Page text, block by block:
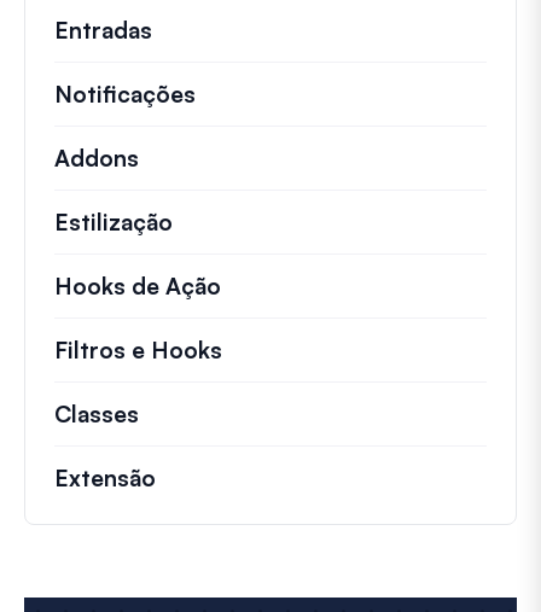
Entradas
Notificações
Addons
Estilização
Hooks de Ação
Filtros e Hooks
Classes
Extensão